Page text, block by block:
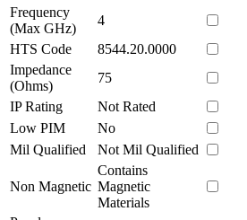
Frequency
(Max GHz)
4
HTS Code
8544.20.0000
Impedance
(Ohms)
75
IP Rating
Not Rated
Low PIM
No
Mil Qualified
Not Mil Qualified
Non Magnetic
Contains
Magnetic
Materials